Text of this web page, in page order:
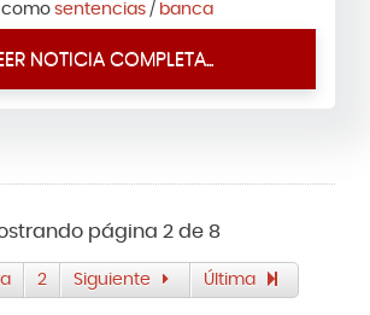
como sentencias/ banca
NOTICIA COMPLETA...
página 2 de 8
2 Siguiente Última